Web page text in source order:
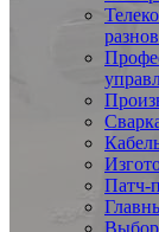
Патч-
Выбор